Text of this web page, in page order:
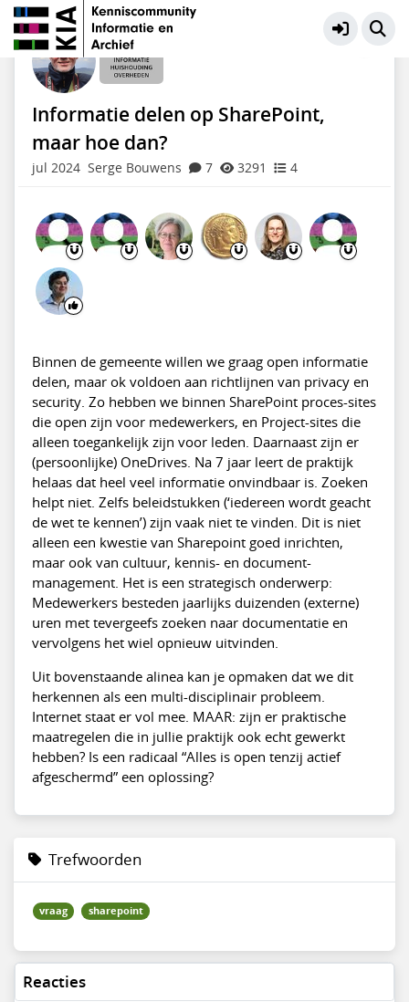
Informatiehuishouding Overheden
Informatie delen op SharePoint,
maar hoe dan?
jul 2024 Serge Bouwens 7 3291 4
Binnen de gemeente willen we graag open informatie
delen, maar ok voldoen aan richtlijnen van privacy en
security. Zo hebben we binnen SharePoint proces-sites
die open zijn voor medewerkers, en Project-sites die
alleen toegankelijk zijn voor leden. Daarnaast zijn er
(persoonlijke) OneDrives. Na 7 jaar leert de praktijk
helaas dat heel veel informatie onvindbaar is. Zoeken
helpt niet. Zelfs beleidstukken (‘iedereen wordt geacht
de wet te kennen’) zijn vaak niet te vinden. Dit is niet
alleen een kwestie van Sharepoint goed inrichten,
maar ook van cultuur, kennis- en document-
management. Het is een strategisch onderwerp:
Medewerkers besteden jaarlijks duizenden (externe)
uren met tevergeefs zoeken naar documentatie en
vervolgens het wiel opnieuw uitvinden.
Uit bovenstaande alinea kan je opmaken dat we dit
herkennen als een multi-disciplinair probleem.
Internet staat er vol mee. MAAR: zijn er praktische
maatregelen die in jullie praktijk ook echt gewerkt
hebben? Is een radicaal “Alles is open tenzij actief
afgeschermd” een oplossing?
Trefwoorden
vraag sharepoint
Reacties